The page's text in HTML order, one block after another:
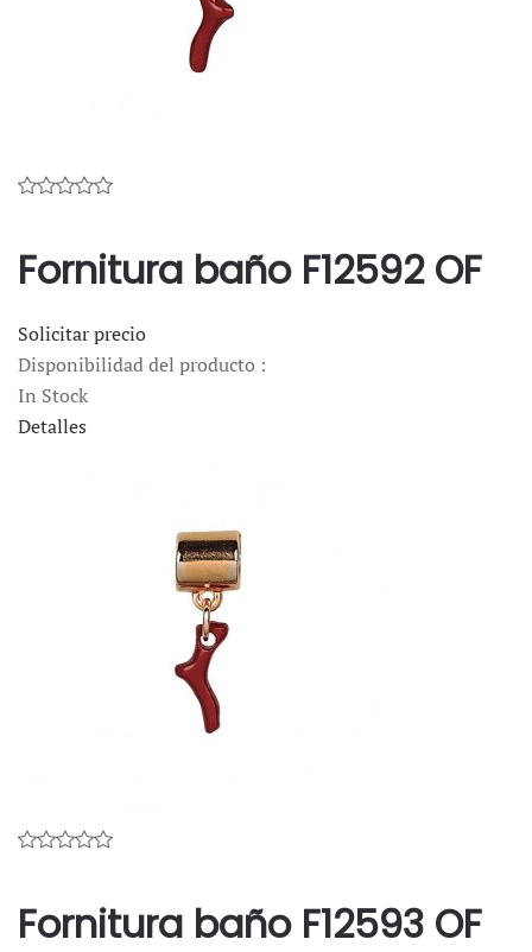
Fornitura baño F12592 OF
Solicitar precio
Disponibilidad del producto :
In Stock
Detalles
Fornitura baño F12593 OF